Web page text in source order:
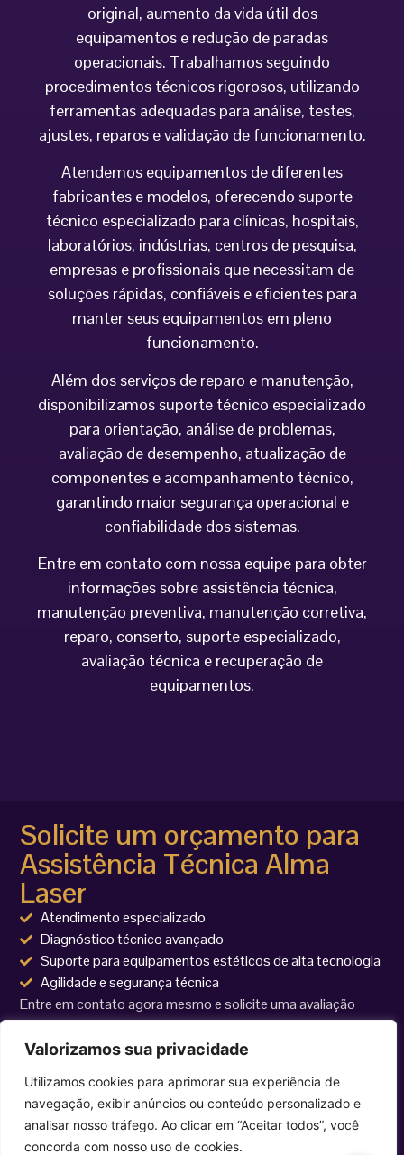
Valorizamos sua privacidade
Utilizamos cookies para aprimorar sua experiência de
navegação, exibir anúncios ou conteúdo personalizado e
analisar nosso tráfego. Ao clicar em “Aceitar todos”, você
concorda com nosso uso de cookies.
original, aumento da vida útil dos
equipamentos e redução de paradas
operacionais. Trabalhamos seguindo
procedimentos técnicos rigorosos, utilizando
ferramentas adequadas para análise, testes,
ajustes, reparos e validação de funcionamento.
Atendemos equipamentos de diferentes
fabricantes e modelos, oferecendo suporte
técnico especializado para clínicas, hospitais,
laboratórios, indústrias, centros de pesquisa,
empresas e profissionais que necessitam de
soluções rápidas, confiáveis e eficientes para
manter seus equipamentos em pleno
funcionamento.
Além dos serviços de reparo e manutenção,
disponibilizamos suporte técnico especializado
para orientação, análise de problemas,
avaliação de desempenho, atualização de
componentes e acompanhamento técnico,
garantindo maior segurança operacional e
confiabilidade dos sistemas.
Entre em contato com nossa equipe para obter
informações sobre assistência técnica,
manutenção preventiva, manutenção corretiva,
reparo, conserto, suporte especializado,
avaliação técnica e recuperação de
equipamentos.
Solicite um orçamento para
Assistência Técnica Alma
Laser
Atendimento especializado
Diagnóstico técnico avançado
Suporte para equipamentos estéticos de alta tecnologia
Agilidade e segurança técnica
Entre em contato agora mesmo e solicite uma avaliação
técnica para seu equipamento Alma Laser.